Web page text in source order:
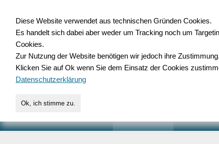
für Handwerk,
Diese Website verwendet aus technischen Gründen Cookies.
Es handelt sich dabei aber weder um Tracking noch um
Cookies.
Zur Nutzung der Website benötigen wir jedoch ihre
Klicken Sie auf Ok wenn Sie dem Einsatz der Cookies
Datenschutzerklärung
Ok, ich stimme zu.